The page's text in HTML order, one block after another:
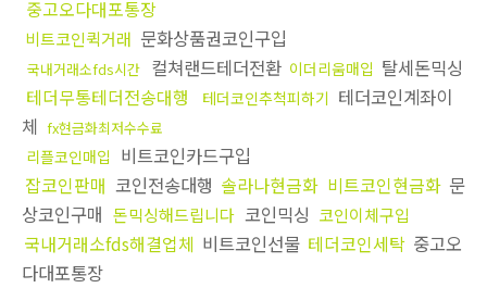
중고오다대포통장
비트코인퀵거래 문화상품권코인구입
국내거래소fds시간 컬쳐랜드테더전환 이더리움매입 탈세돈믹싱
테더무통테더전송대행
테더코인추척피하기 테더코인계좌이
체 fx현금화최저수수료
리플코인매입 비트코인카드구입
잡코인판매 코인전송대행 솔라나현금화 비트코인현금화 문
상코인구매 돈믹싱해드립니다 코인믹싱 코인이체구입
국내거래소fds해결업체 비트코인선물 테더코인세탁 중고오
다대포통장